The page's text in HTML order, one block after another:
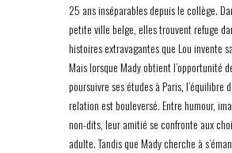
25 ans inséparables depuis le collège.
petite ville belge, elles trouvent refuge
histoires extravagantes que Lou invente
Mais lorsque Mady obtient l’opportunité
poursuivre ses études à Paris, l’équilibre
relation est bouleversé. Entre humour,
non-dits, leur amitié se confronte aux
adulte. Tandis que Mady cherche à